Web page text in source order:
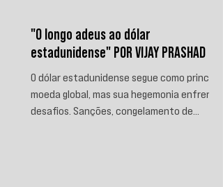
"O longo adeus ao dólar
estadunidense" POR VIJAY PRASHAD
O dólar estadunidense segue como principal
moeda global, mas sua hegemonia enfrenta
desafios. Sanções, congelamento de